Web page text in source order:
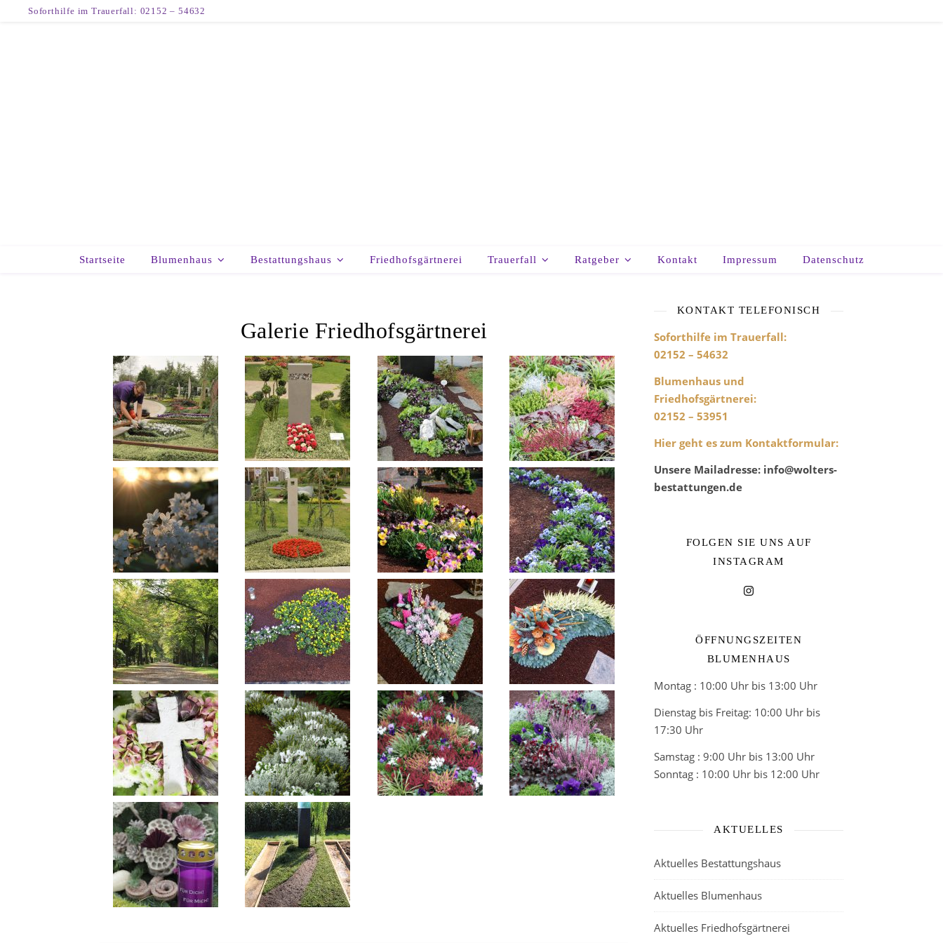
Soforthilfe im Trauerfall: 02152 – 54632
Startseite Blumenhaus Bestattungshaus Friedhofsgärtnerei Trauerfall Ratgeber Kontakt Impressum Datenschutz
Galerie Friedhofsgärtnerei
KONTAKT TELEFONISCH
Soforthilfe im Trauerfall:
02152 – 54632
Blumenhaus und
Friedhofsgärtnerei:
02152 – 53951
Hier geht es zum Kontaktformular:
Unsere Mailadresse: info@wolters-
bestattungen.de
FOLGEN SIE UNS AUF
INSTAGRAM
ÖFFNUNGSZEITEN
BLUMENHAUS
Montag : 10:00 Uhr bis 13:00 Uhr
Dienstag bis Freitag: 10:00 Uhr bis
17:30 Uhr
Samstag : 9:00 Uhr bis 13:00 Uhr
Sonntag : 10:00 Uhr bis 12:00 Uhr
AKTUELLES
Aktuelles Bestattungshaus
Aktuelles Blumenhaus
Aktuelles Friedhofsgärtnerei